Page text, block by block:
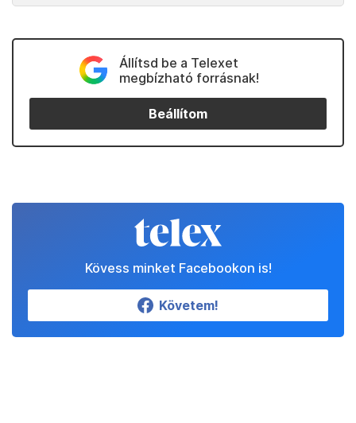
Állítsd be a Telexet
megbízható forrásnak!
Beállítom
Kövess minket Facebookon is!
Követem!